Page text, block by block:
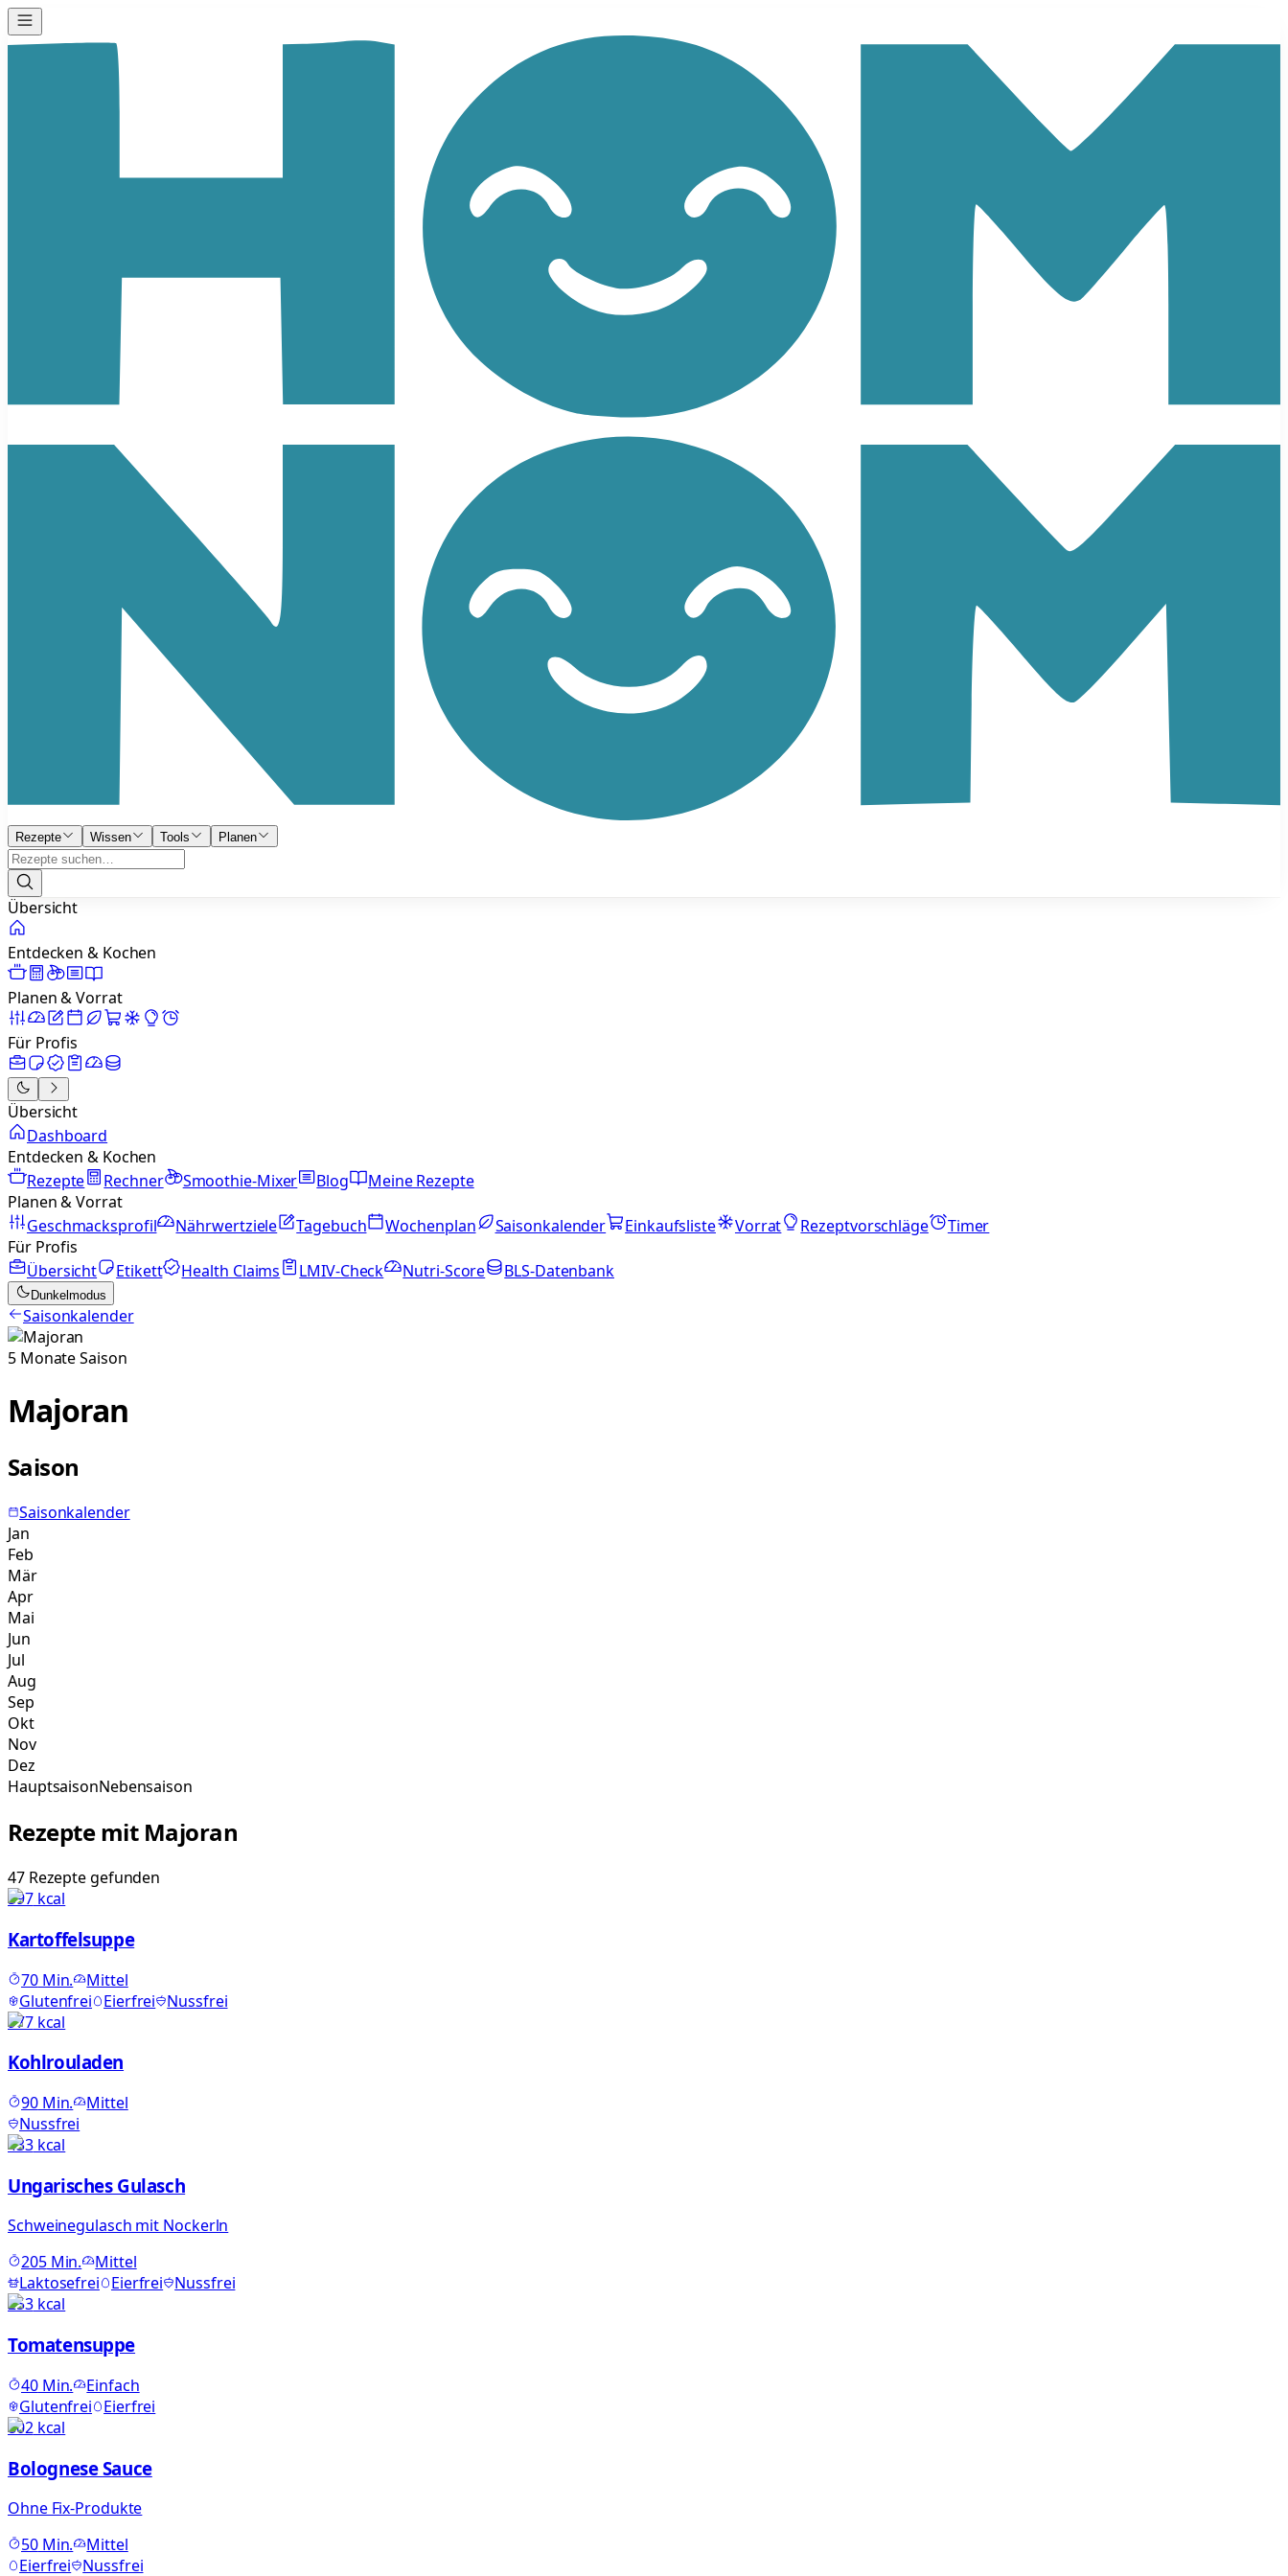
Rezepte Wissen Tools Planen
Übersicht
Entdecken & Kochen
Planen & Vorrat
Für Profis
Übersicht
Dashboard
Entdecken & Kochen
Rezepte
Rechner Smoothie-Mixer Blog
Meine Rezepte
Planen & Vorrat
Geschmacksprofil
Nährwertziele Tagebuch Wochenplan Saisonkalender Einkaufsliste Vorrat Rezeptvorschläge
Timer
Für Profis
Übersicht
Etikett Health Claims LMIV-Check Nutri-Score BLS-Datenbank
Dunkelmodus
Saisonkalender
5 MonateSaison
Majoran
Saison
Saisonkalender
Jan
Feb
Mär
Apr
Mai
Jun
Jul
Aug
Sep
Okt
Nov
Dez
HauptsaisonNebensaison
Rezepte mit Majoran
47 Rezeptegefunden
597kcal
Kartoffelsuppe
70Min.
Mittel
Glutenfrei
Eierfrei
Nussfrei
977kcal
Kohlrouladen
90Min.
Mittel
Nussfrei
433kcal
Ungarisches Gulasch
Schweinegulasch mit Nockerln
205Min.
Mittel
Laktosefrei
Eierfrei
Nussfrei
253kcal
Tomatensuppe
40Min.
Einfach
Glutenfrei
Eierfrei
802kcal
Bolognese Sauce
Ohne Fix-Produkte
50Min.
Mittel
Eierfrei
Nussfrei